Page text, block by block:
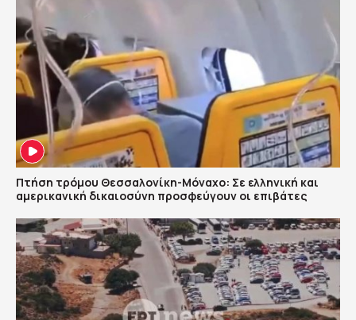
Πτήση τρόμου Θεσσαλονίκη-Μόναχο: Σε ελληνική και
αμερικανική δικαιοσύνη προσφεύγουν οι επιβάτες